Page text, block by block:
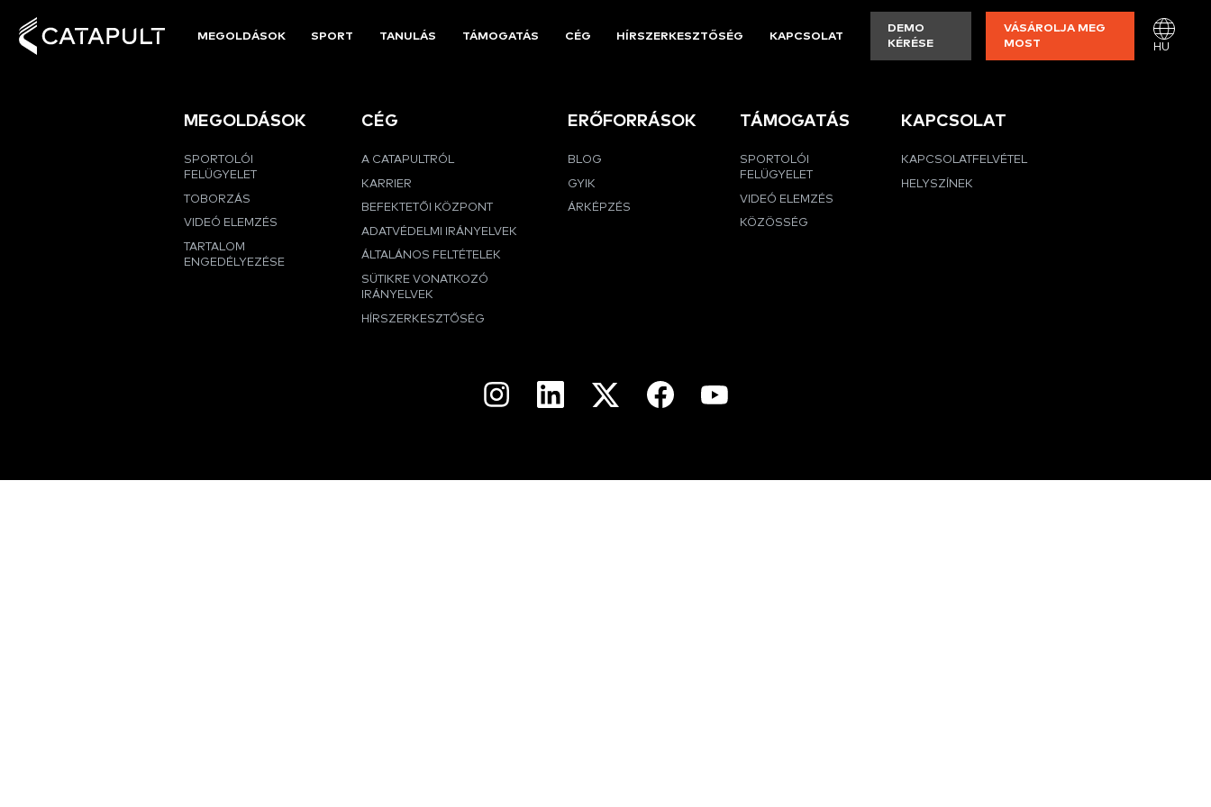
MEGOLDÁSOK SPORT TANULÁS TÁMOGATÁS CÉG HÍRSZERKESZTŐSÉG KAPCSOLAT
DEMO
KÉRÉSE
VÁSÁROLJA MEG
MOST
HU
MEGOLDÁSOK
SPORTOLÓI
FELÜGYELET
TOBORZÁS
VIDEÓ ELEMZÉS
TARTALOM
ENGEDÉLYEZÉSE
CÉG
A CATAPULTRÓL
KARRIER
BEFEKTETŐI KÖZPONT
ADATVÉDELMI IRÁNYELVEK
ÁLTALÁNOS FELTÉTELEK
SÜTIKRE VONATKOZÓ
IRÁNYELVEK
HÍRSZERKESZTŐSÉG
ERŐFORRÁSOK
BLOG
GYIK
ÁRKÉPZÉS
TÁMOGATÁS
SPORTOLÓI
FELÜGYELET
VIDEÓ ELEMZÉS
KÖZÖSSÉG
KAPCSOLAT
KAPCSOLATFELVÉTEL
HELYSZÍNEK